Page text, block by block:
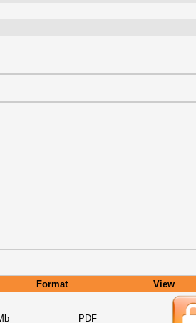
Format View
PDF